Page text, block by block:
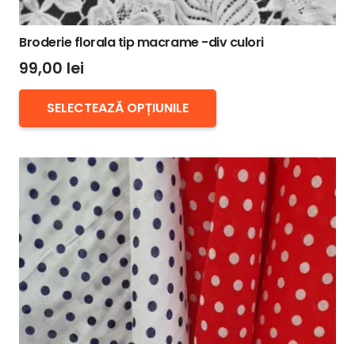
Broderie florala tip macrame -div culori
99,00 lei
SELECTEAZĂ OPȚIUNILE
mai
multe
variații.
Opțiunile
pot
fi
alese
în
pagina